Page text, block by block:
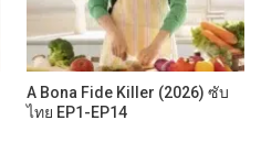
A Bona Fide Killer (2026) ซับ
ไทย EP1-EP14